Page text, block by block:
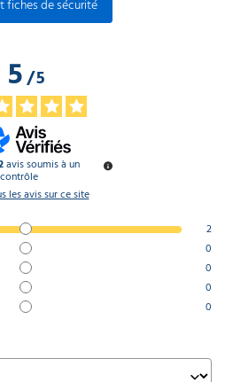
fiches de sécurité
5/5
avis soumis à un
contrôle
les avis sur ce site
2
0
0
0
0